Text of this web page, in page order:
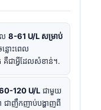
8-61 U/L សម្រាប់
ន្លោះពេល
គឺជាអ្វីដែលសំខាន់។.
120 U/L ជាមួយ
ជាញឹកញាប់បង្ហាញពី